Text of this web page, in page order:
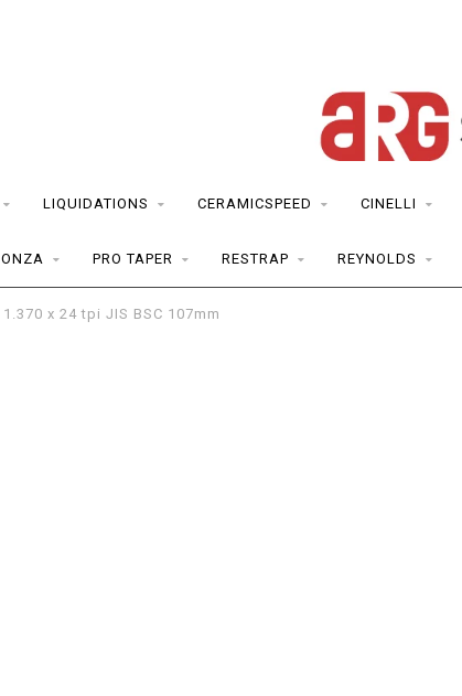
LIQUIDATIONS CERAMICSPEED CINELLI
ONZA PRO TAPER RESTRAP REYNOLDS
1.370 x 24 tpi JIS BSC 107mm